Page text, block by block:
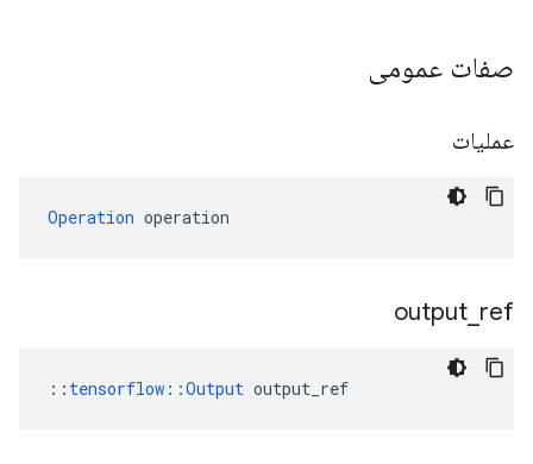
صفات عمومی
عملیات
Operation operation
output ref
:: tensorflow::Output output_ref